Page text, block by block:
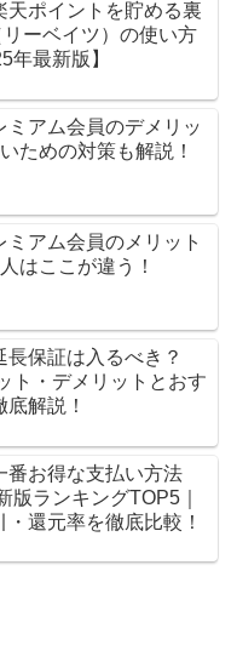
天ポイントを貯める裏
ーベイツ）の使い方
年最新版】
ミアム会員のデメリッ
ための対策も解説！
ミアム会員のメリット
はここが違う！
長保証は入るべき？
ト・デメリットとおす
解説！
番お得な支払い方法
版ランキングTOP5｜
還元率を徹底比較！